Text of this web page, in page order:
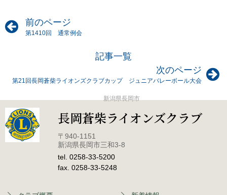
前のページ
第1410回 通常例会
記事一覧
次のページ
第21回長岡蒼柴ライオンズクラブカップ ジュニアバレーボール大会
新潟県長岡市
長岡蒼柴ライオンズクラブ
〒940-1151
新潟県長岡市三和3-8
tel. 0258-33-5200
fax. 0258-33-5248